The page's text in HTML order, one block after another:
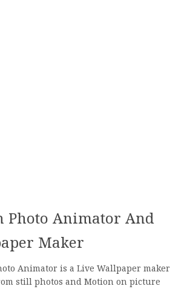
Photo Animator And
Maker
Animator is a Live Wallpaper maker
still photos and Motion on picture